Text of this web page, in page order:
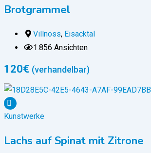
Brotgrammel
Villnöss, Eisacktal
1.856 Ansichten
120€ (verhandelbar)
Kunstwerke
Lachs auf Spinat mit Zitrone